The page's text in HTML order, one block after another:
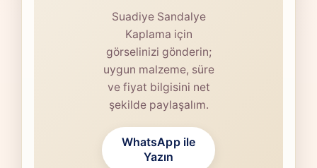
Suadiye Sandalye
Kaplama için
görselinizi gönderin;
uygun malzeme, süre
ve fiyat bilgisini net
şekilde paylaşalım.
WhatsApp ile
Yazın